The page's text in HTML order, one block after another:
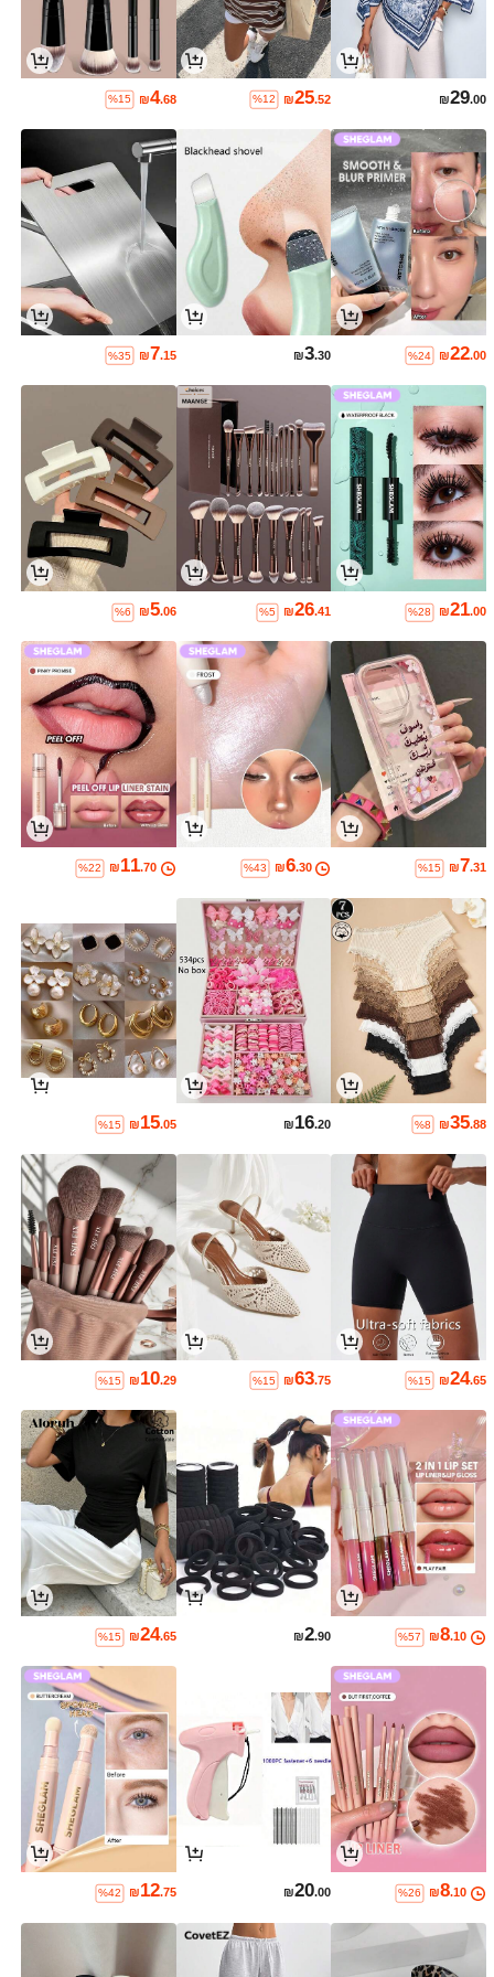
₪29.00
₪25.52
%12
₪4.68
%15
₪22.00
%24
₪3.30
₪7.15
%35
₪21.00
%28
₪26.41
%5
₪5.06
%6
₪7.31
%15
₪6.30
%43
₪11.70
%22
₪35.88
%8
₪16.20
₪15.05
%15
₪24.65
%15
₪63.75
%15
₪10.29
%15
₪8.10
%57
₪2.90
₪24.65
%15
₪8.10
%26
₪20.00
₪12.75
%42